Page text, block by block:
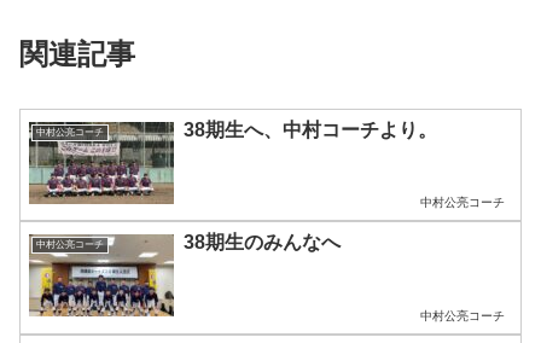
関連記事
中村公亮コーチ 38期生へ、中村コーチより。
中村公亮コーチ
中村公亮コーチ 38期生のみんなへ
中村公亮コーチ